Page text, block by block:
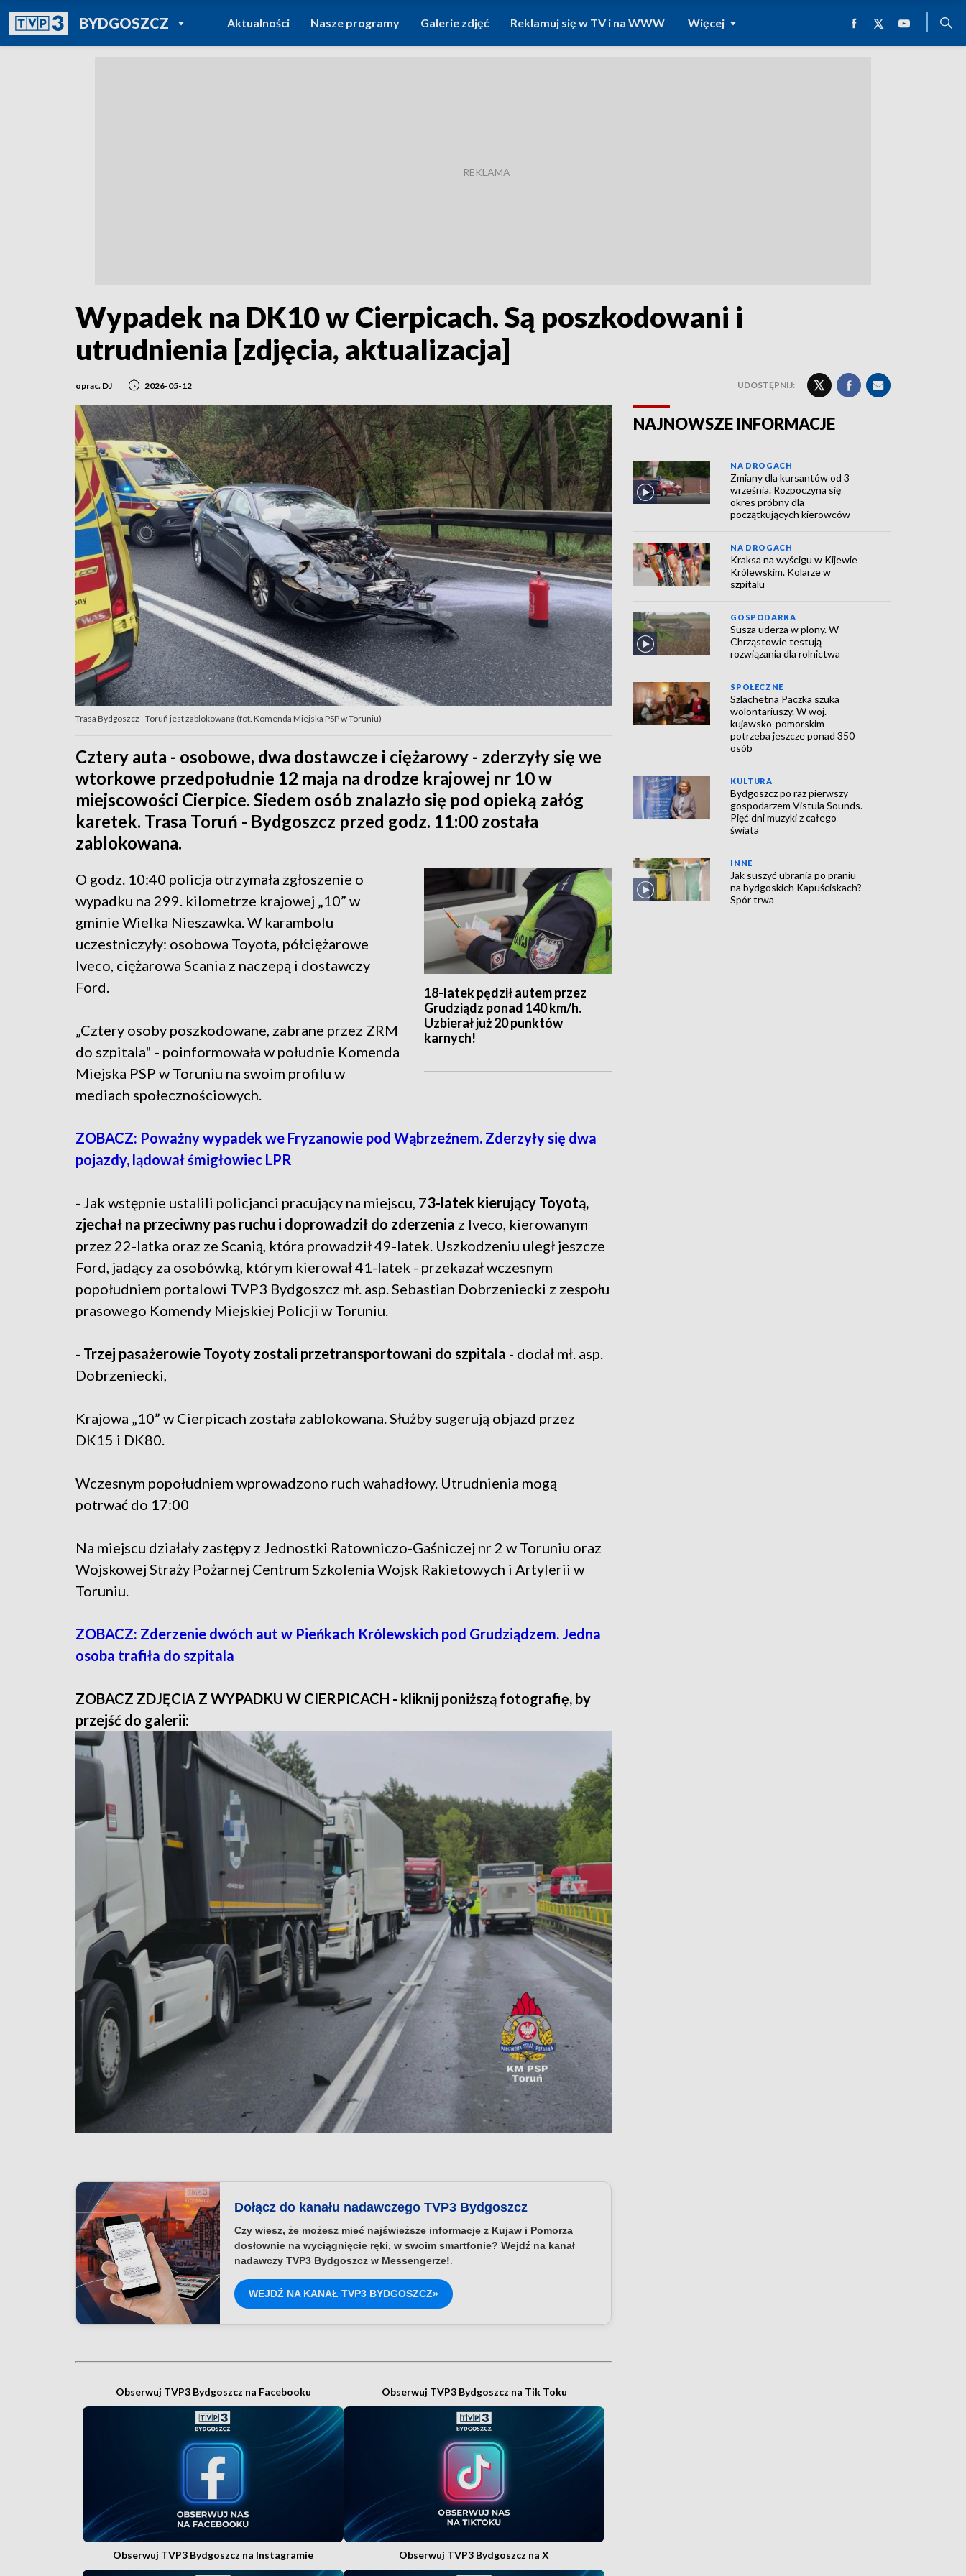
BYDGOSZCZPOWRÓT DO
TVP REGIONY
Aktualności Nasze programy Galerie zdjęć Reklamuj się w TV i na WWW Więcej
Wypadek na DK10 w Cierpicach. Są poszkodowani i
utrudnienia [zdjęcia, aktualizacja]
oprac. DJ 2026-05-12 UDOSTĘPNIJ:
Trasa Bydgoszcz - Toruń jest zablokowana (fot. Komenda Miejska PSP w Toruniu)
Cztery auta - osobowe, dwa dostawcze i ciężarowy - zderzyły się we
wtorkowe przedpołudnie 12 maja na drodze krajowej nr 10 w
miejscowości Cierpice. Siedem osób znalazło się pod opieką załóg
karetek. Trasa Toruń - Bydgoszcz przed godz. 11:00 została
zablokowana.
18-latek pędził autem przez
Grudziądz ponad 140 km/h.
Uzbierał już 20 punktów
karnych!
O godz. 10:40 policja otrzymała zgłoszenie o
wypadku na 299. kilometrze krajowej „10” w
gminie Wielka Nieszawka. W karambolu
uczestniczyły: osobowa Toyota, półciężarowe
Iveco, ciężarowa Scania z naczepą i dostawczy
Ford.
„Cztery osoby poszkodowane, zabrane przez ZRM
do szpitala" - poinformowała w południe Komenda
Miejska PSP w Toruniu na swoim profilu w
mediach społecznościowych.
ZOBACZ: Poważny wypadek we Fryzanowie pod Wąbrzeźnem. Zderzyły się dwa
pojazdy, lądował śmigłowiec LPR
- Jak wstępnie ustalili policjanci pracujący na miejscu, 73-latek kierujący Toyotą,
zjechał na przeciwny pas ruchu i doprowadził do zderzenia z Iveco, kierowanym
przez 22-latka oraz ze Scanią, która prowadził 49-latek. Uszkodzeniu uległ jeszcze
Ford, jadący za osobówką, którym kierował 41-latek - przekazał wczesnym
popołudniem portalowi TVP3 Bydgoszcz mł. asp. Sebastian Dobrzeniecki z zespołu
prasowego Komendy Miejskiej Policji w Toruniu.
- Trzej pasażerowie Toyoty zostali przetransportowani do szpitala - dodał mł. asp.
Dobrzeniecki,
Krajowa „10” w Cierpicach została zablokowana. Służby sugerują objazd przez
DK15 i DK80.
Wczesnym popołudniem wprowadzono ruch wahadłowy. Utrudnienia mogą
potrwać do 17:00
Na miejscu działały zastępy z Jednostki Ratowniczo-Gaśniczej nr 2 w Toruniu oraz
Wojskowej Straży Pożarnej Centrum Szkolenia Wojsk Rakietowych i Artylerii w
Toruniu.
ZOBACZ: Zderzenie dwóch aut w Pieńkach Królewskich pod Grudziądzem. Jedna
osoba trafiła do szpitala
ZOBACZ ZDJĘCIA Z WYPADKU W CIERPICACH - kliknij poniższą fotografię, by
przejść do galerii:
Dołącz do kanału nadawczego TVP3 Bydgoszcz
Czy wiesz, że możesz mieć najświeższe informacje z Kujaw i Pomorza
dosłownie na wyciągnięcie ręki, w swoim smartfonie? Wejdź na kanał
nadawczy TVP3 Bydgoszcz w Messengerze!
WEJDŹ NA KANAŁ TVP3 BYDGOSZCZ»
Obserwuj TVP3 Bydgoszcz na Facebooku Obserwuj TVP3 Bydgoszcz na Tik Toku
Obserwuj TVP3 Bydgoszcz na Instagramie Obserwuj TVP3 Bydgoszcz na X
NAJNOWSZE INFORMACJE
NA DROGACH
Zmiany dla kursantów od 3
września. Rozpoczyna się
okres próbny dla
początkujących kierowców
NA DROGACH
Kraksa na wyścigu w Kijewie
Królewskim. Kolarze w
szpitalu
GOSPODARKA
Susza uderza w plony. W
Chrząstowie testują
rozwiązania dla rolnictwa
SPOŁECZNE
Szlachetna Paczka szuka
wolontariuszy. W woj.
kujawsko-pomorskim
potrzeba jeszcze ponad 350
osób
KULTURA
Bydgoszcz po raz pierwszy
gospodarzem Vistula Sounds.
Pięć dni muzyki z całego
świata
INNE
Jak suszyć ubrania po praniu
na bydgoskich Kapuściskach?
Spór trwa